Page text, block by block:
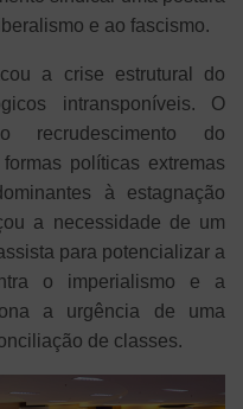
e ao fascismo.
a crise estrutural do
intransponíveis. O
recrudescimento do
políticas extremas
à estagnação
a necessidade de um
para potencializar a
o imperialismo e a
a urgência de uma
de classes.